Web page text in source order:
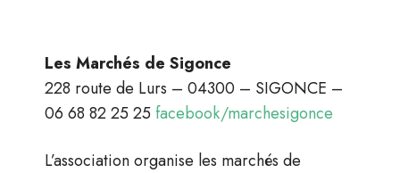
Les Marchés de Sigonce
228 route de Lurs – 04300 – SIGONCE –
06 68 82 25 25 facebook/marchesigonce
L’association organise les marchés de